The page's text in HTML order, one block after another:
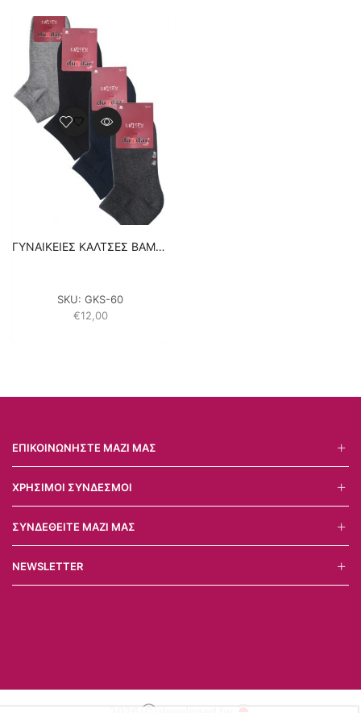
ΓΥΝΑΙΚΕΙΕΣ ΚΑΛΤΣΕΣ ΒΑΜΒΑΚΕΡΕΣ ΣΟΣΟΝΙΑ – 4 ΖΕΥΓΑΡΙΑ – ΜΑΥΡΟ/ΓΚΡΙ/ΑΝΘΡΑΚΙ/ΜΠΛΕ
SKU: GKS-60
€12,00
ΕΠΙΚΟΙΝΩΝΉΣΤΕ ΜΑΖΊ ΜΑΣ
ΧΡΉΣΙΜΟΙ ΣΎΝΔΕΣΜΟΙ
ΣΥΝΔΕΘΕΊΤΕ ΜΑΖΊ ΜΑΣ
NEWSLETTER